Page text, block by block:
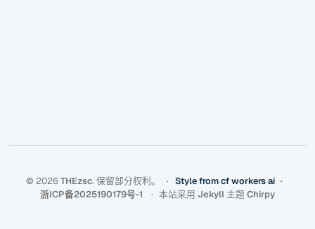
© 2026 THEzsc. 保留部分权利。
Style from cf workers ai
浙ICP备2025190179号-1
本站采用Jekyll 主题Chirpy